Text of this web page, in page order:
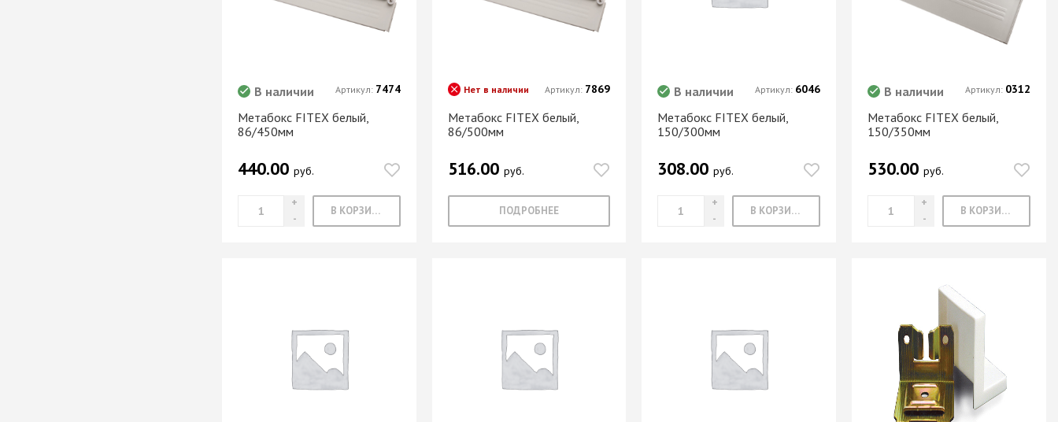
МАРКЕР МЕБЕЛЬНЫЙ
мебели
Замки мебельные
обувные механизмы
Штанги выдвижные,
Решетки
вентиляционные
Клей-расплав
Метабокс FITEX белый,
86/450мм
В наличии
440.00 руб.
В КОРЗИНУ
Артикул: 7474
Метабокс FITEX белый,
86/500мм
Нет в наличии
516.00 руб.
ПОДРОБНЕЕ
Артикул: 7869
Метабокс FITEX белый,
150/300мм
В наличии
308.00руб.
В КОРЗИНУ
Артикул: 6046
Метабокс FITEX белый,
150/350мм
В наличии
530.00руб.
В КОРЗИНУ
Артикул: 0312